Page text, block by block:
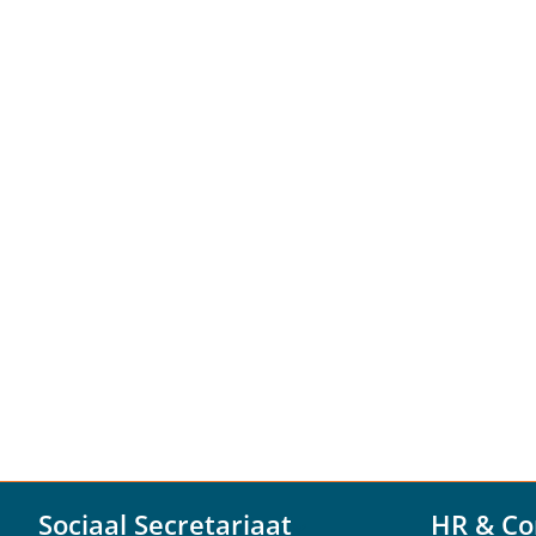
Sociaal Secretariaat HR &